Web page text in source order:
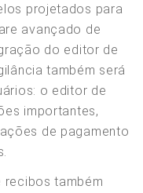
projetados para
avançado de
do editor de
também será
o editor de
importantes,
de pagamento
recibos também